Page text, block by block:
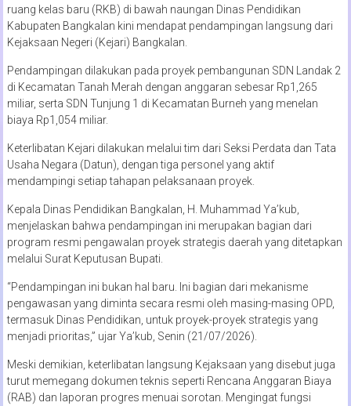
ruang kelas baru (RKB) di bawah naungan Dinas Pendidikan
Kabupaten Bangkalan kini mendapat pendampingan langsung dari
Kejaksaan Negeri (Kejari) Bangkalan.
Pendampingan dilakukan pada proyek pembangunan SDN Landak 2
di Kecamatan Tanah Merah dengan anggaran sebesar Rp1,265
miliar, serta SDN Tunjung 1 di Kecamatan Burneh yang menelan
biaya Rp1,054 miliar.
Keterlibatan Kejari dilakukan melalui tim dari Seksi Perdata dan Tata
Usaha Negara (Datun), dengan tiga personel yang aktif
mendampingi setiap tahapan pelaksanaan proyek.
Kepala Dinas Pendidikan Bangkalan, H. Muhammad Ya’kub,
menjelaskan bahwa pendampingan ini merupakan bagian dari
program resmi pengawalan proyek strategis daerah yang ditetapkan
melalui Surat Keputusan Bupati.
“Pendampingan ini bukan hal baru. Ini bagian dari mekanisme
pengawasan yang diminta secara resmi oleh masing-masing OPD,
termasuk Dinas Pendidikan, untuk proyek-proyek strategis yang
menjadi prioritas,” ujar Ya’kub, Senin (21/07/2026).
Meski demikian, keterlibatan langsung Kejaksaan yang disebut juga
turut memegang dokumen teknis seperti Rencana Anggaran Biaya
(RAB) dan laporan progres menuai sorotan. Mengingat fungsi